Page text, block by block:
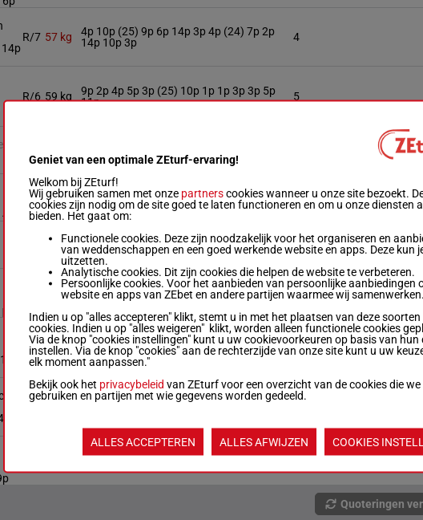
R/7 57 kg
4p 10p (25) 9p 6p 14p 3p 4p (24) 7p 2p
14p 10p 3p
4
R/6 59 kg
9p 2p 4p 5p 3p (25) 10p 1p 1p 3p 3p 5p
11p
5
R/5 57.5
kg
8p 1p (25) 7p 2p 5p 1p 11p 2p 3p 7p 2p 4p 3
57 kg 1p 2p 7p 6p (25) 9p 2p 6p 6
56.5
11p (25) 6p 9p 8p 9p 9p 6p (24) 5p 3p 1p
R/7 53 kg
7p 4p 3p (25) 4p 11p 4p 9p 6p 10p 5p 11p
1p
10
4p 7p 6p (25) 8p 1p 10p 4p 8p 3p 4p (24)
Quoteringen
Geniet van een optimale ZEturf-ervaring!
Welkom bij ZEturf!
Wij gebruiken samen met onze partnerscookies wanneer u onze site bezoekt.
cookies zijn nodig om de site goed te laten functioneren en om u onze diensten
bieden. Het gaat om:
Functionele cookies. Deze zijn noodzakelijk voor het organiseren en
van weddenschappen en een goed werkende website en apps. Deze kun
uitzetten.
Analytische cookies. Dit zijn cookies die helpen de website te verbeteren.
Persoonlijke cookies. Voor het aanbieden van persoonlijke aanbiedingen
website en apps van ZEbet en andere partijen waarmee wij
Indien u op "alles accepteren" klikt, stemt u in met het plaatsen van deze soorten
cookies. Indien u op "alles weigeren" klikt, worden alleen functionele cookies
Via de knop "cookies instellingen" kunt u uw cookievoorkeuren op basis van hun
instellen. Via de knop "cookies" aan de rechterzijde van onze site kunt u uw
elk moment aanpassen."
Bekijk ook het privacybeleid van ZEturf voor een overzicht van de cookies die we
gebruiken en partijen met wie gegevens worden gedeeld.
ALLES ACCEPTEREN ALLES AFWIJZEN COOKIES